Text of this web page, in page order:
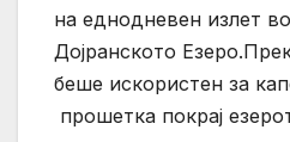
на еднодневен излет
Дојранското
беше искористен за
прошетка покрај